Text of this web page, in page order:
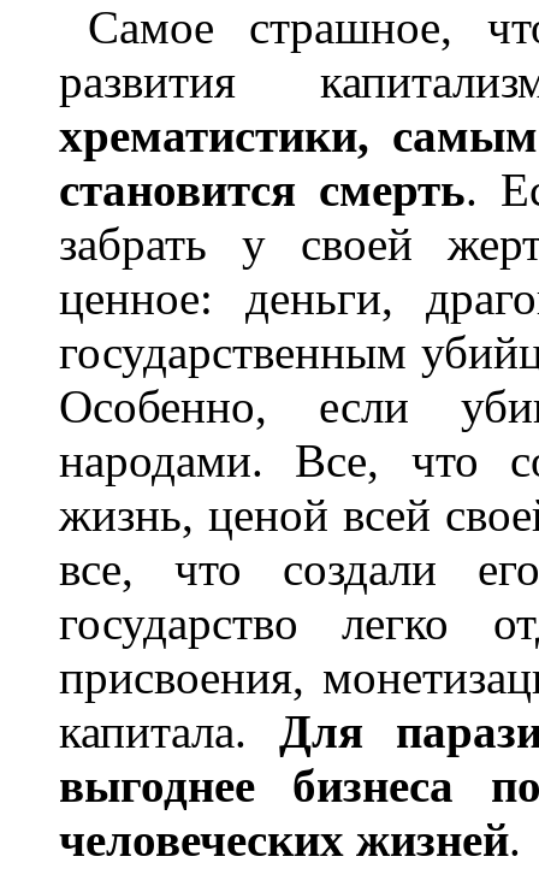
Самое страшное,
развития
хрематистики,
становится смерть.
забрать у своей
ценное: деньги,
государственным
Особенно, если
народами. Все, что
жизнь, ценой всей
все, что создали
государство легко
присвоения,
капитала. Для
выгоднее бизнеса
человеческих жизней.